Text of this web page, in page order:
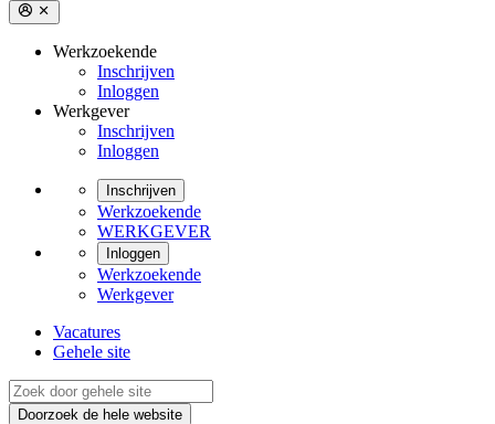
Werkzoekende
Inschrijven
Inloggen
Werkgever
Inschrijven
Inloggen
Inschrijven
Werkzoekende
WERKGEVER
Inloggen
Werkzoekende
Werkgever
Vacatures
Gehele site